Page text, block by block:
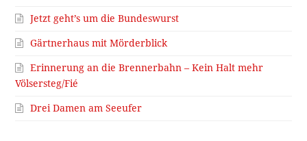
Jetzt geht’s um die Bundeswurst
Gärtnerhaus mit Mörderblick
Erinnerung an die Brennerbahn – Kein Halt mehr
Völsersteg/Fié
Drei Damen am Seeufer